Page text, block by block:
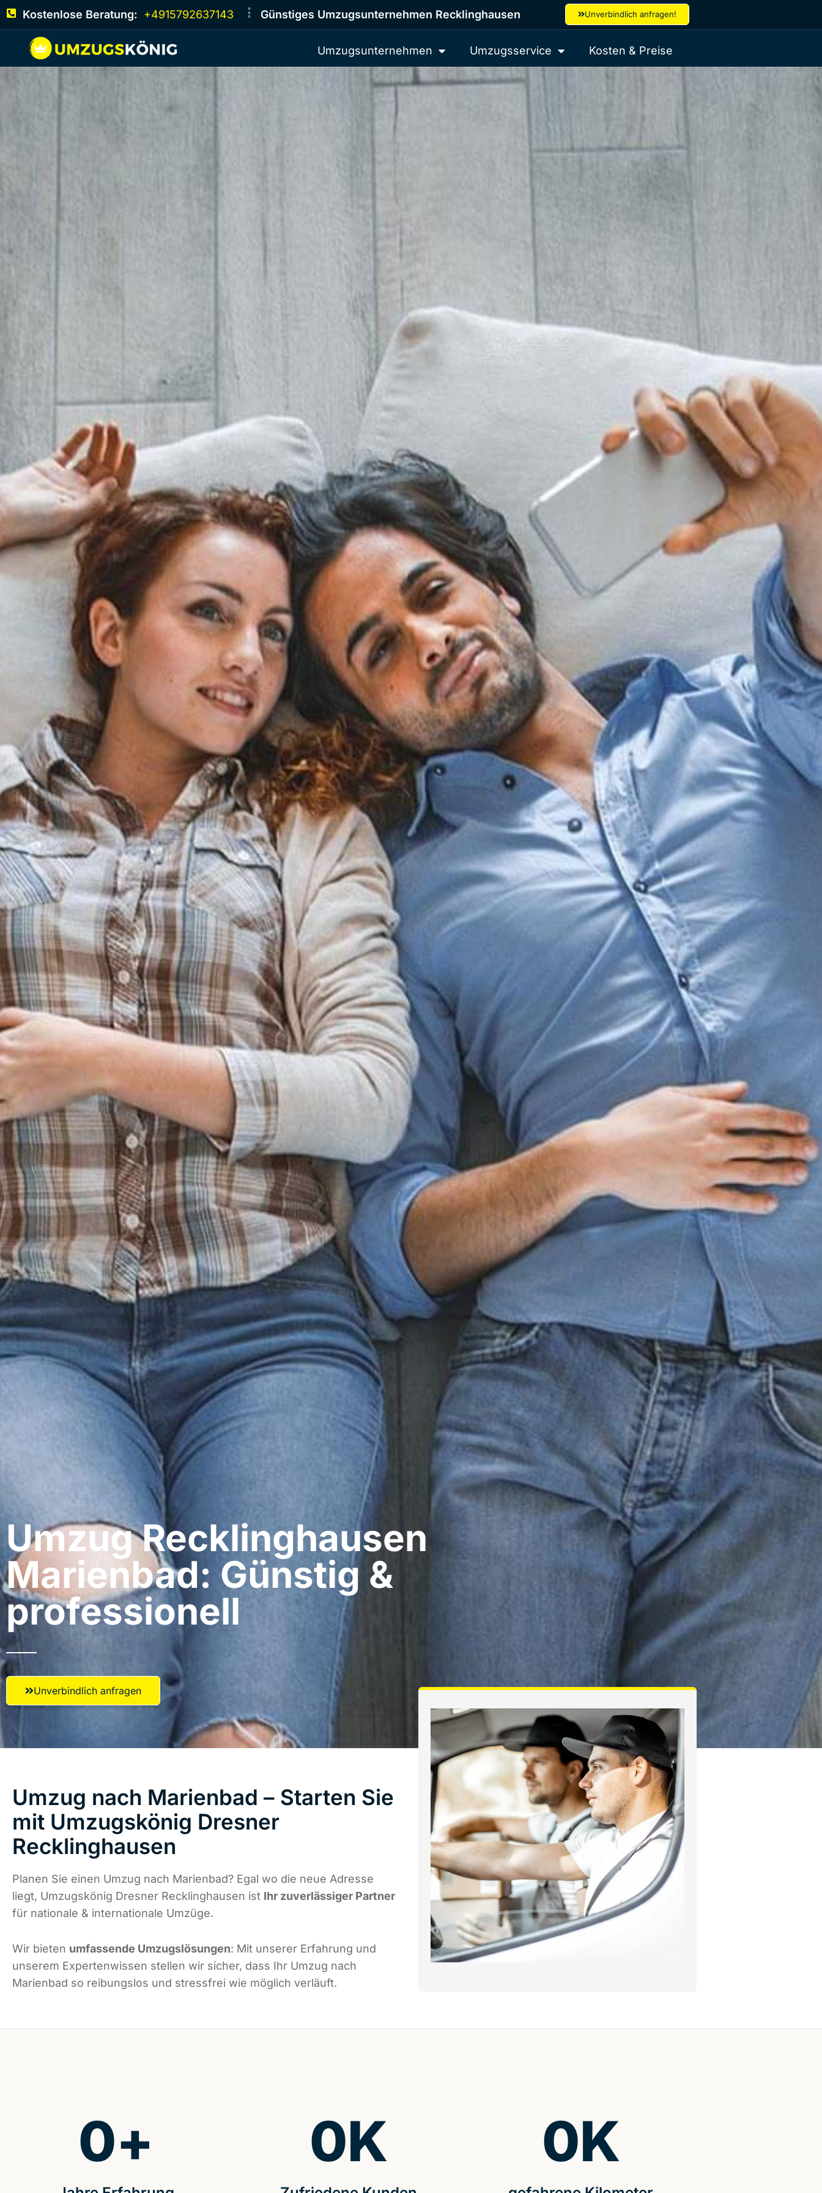
Kostenlose Beratung: +4915792637143 Günstiges Umzugsunternehmen Recklinghausen Unverbindlich anfragen!
Umzugsunternehmen Umzugsservice Kosten & Preise
Umzug Recklinghausen​
Marienbad: Günstig &
professionell​
Unverbindlich anfragen
Umzug nach Marienbad – Starten Sie
mit Umzugskönig Dresner
Recklinghausen
Planen Sie einen Umzug nach Marienbad? Egal wo die neue Adresse
liegt, Umzugskönig Dresner Recklinghausen ist Ihr zuverlässiger Partner
für nationale & internationale Umzüge.
Wir bieten umfassende Umzugslösungen: Mit unserer Erfahrung und
unserem Expertenwissen stellen wir sicher, dass Ihr Umzug nach
Marienbad so reibungslos und stressfrei wie möglich verläuft.
0+ 0K 0K